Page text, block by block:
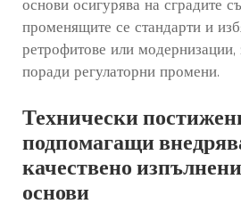
основи осигурява на сградите
променящите се стандарти и
ретрофитове или модернизации,
поради регулаторни промени.
Технически
подпомагащи
качествено
основи